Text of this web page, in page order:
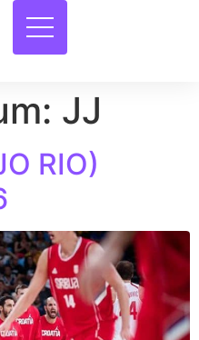
JJ
RIO)